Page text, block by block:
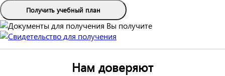
Получить учебный план
Вы получите
Нам доверяют